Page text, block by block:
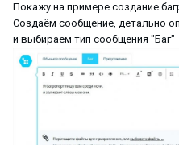
Покажу на примере создание
Создаём сообщение, детально
и выбираем тип сообщения "Баг"